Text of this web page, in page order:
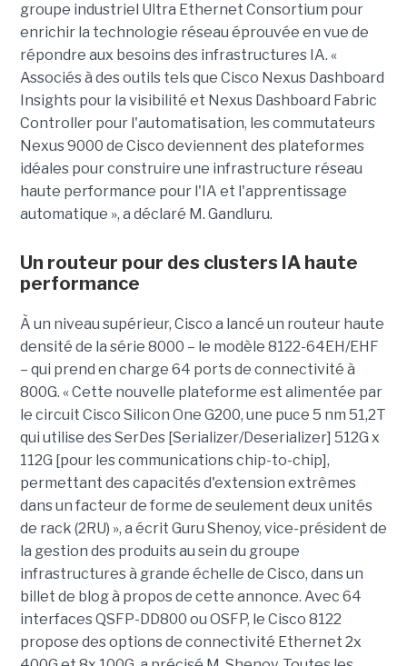
groupe industriel Ultra Ethernet Consortium pour
enrichir la technologie réseau éprouvée en vue de
répondre aux besoins des infrastructures IA. «
Associés à des outils tels que Cisco Nexus Dashboard
Insights pour la visibilité et Nexus Dashboard Fabric
Controller pour l'automatisation, les commutateurs
Nexus 9000 de Cisco deviennent des plateformes
idéales pour construire une infrastructure réseau
haute performance pour l'IA et l'apprentissage
automatique », a déclaré M. Gandluru.
Un routeur pour des clusters IA haute
performance
À un niveau supérieur, Cisco a lancé un routeur haute
densité de la série 8000 – le modèle 8122-64EH/EHF
– qui prend en charge 64 ports de connectivité à
800G. « Cette nouvelle plateforme est alimentée par
le circuit Cisco Silicon One G200, une puce 5 nm 51,2T
qui utilise des SerDes [Serializer/Deserializer] 512G x
112G [pour les communications chip-to-chip],
permettant des capacités d'extension extrêmes
dans un facteur de forme de seulement deux unités
de rack (2RU) », a écrit Guru Shenoy, vice-président de
la gestion des produits au sein du groupe
infrastructures à grande échelle de Cisco, dans un
billet de blog à propos de cette annonce. Avec 64
interfaces QSFP-DD800 ou OSFP, le Cisco 8122
propose des options de connectivité Ethernet 2x